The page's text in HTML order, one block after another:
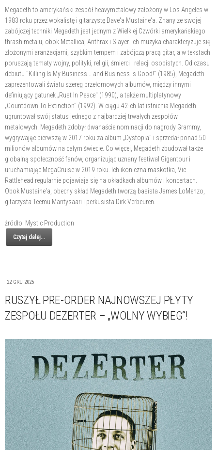
Megadeth to amerykański zespół heavymetalowy założony w Los Angeles w
1983 roku przez wokalistę i gitarzystę Dave'a Mustaine'a. Znany ze swojej
zabójczej techniki Megadeth jest jednym z Wielkiej Czwórki amerykańskiego
thrash metalu, obok Metallica, Anthrax i Slayer. Ich muzyka charakteryzuje się
złożonymi aranżacjami, szybkim tempem i zabójczą pracą gitar, a w tekstach
poruszają tematy wojny, polityki, religii, śmierci i relacji osobistych. Od czasu
debiutu "Killing Is My Business... and Business Is Good!" (1985), Megadeth
zaprezentowali światu szereg przełomowych albumów, między innymi
definiujący gatunek „Rust In Peace" (1990), a także multiplatynowy
„Countdown To Extinction" (1992). W ciągu 42-ch lat istnienia Megadeth
ugruntował swój status jednego z najbardziej trwałych zespołów
metalowych. Megadeth zdobył dwanaście nominacji do nagrody Grammy,
wygrywając pierwszą w 2017 roku za album „Dystopia" i sprzedał ponad 50
milionów albumów na całym świecie. Co więcej, Megadeth zbudował także
globalną społeczność fanów, organizując uznany festiwal Gigantour i
uruchamiając MegaCruise w 2019 roku. Ich ikoniczna maskotka, Vic
Rattlehead regularnie pojawiaja się na okładkach albumów i koncertach.
Obok Mustaine'a, obecny skład Megadeth tworzą basista James LoMenzo,
gitarzysta Teemu Mäntysaari i perkusista Dirk Verbeuren.
źródło: Mystic Production
Czytaj dalej...
22 GRU 2025
RUSZYŁ PRE-ORDER NAJNOWSZEJ PŁYTY
ZESPOŁU DEZERTER – „WOLNY WYBIEG”!